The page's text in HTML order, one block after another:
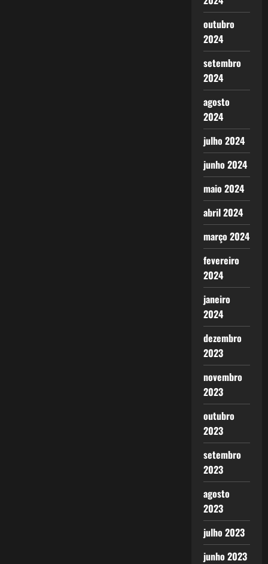
outubro
2024
setembro
2024
agosto
2024
julho 2024
junho 2024
maio 2024
abril 2024
março 2024
fevereiro
2024
janeiro
2024
dezembro
2023
novembro
2023
outubro
2023
setembro
2023
agosto
2023
julho 2023
junho 2023